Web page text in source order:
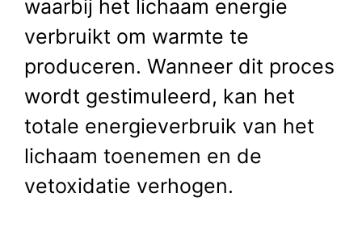
waarbij het lichaam energie
verbruikt om warmte te
produceren. Wanneer dit proces
wordt gestimuleerd, kan het
totale energieverbruik van het
lichaam toenemen en de
vetoxidatie verhogen.